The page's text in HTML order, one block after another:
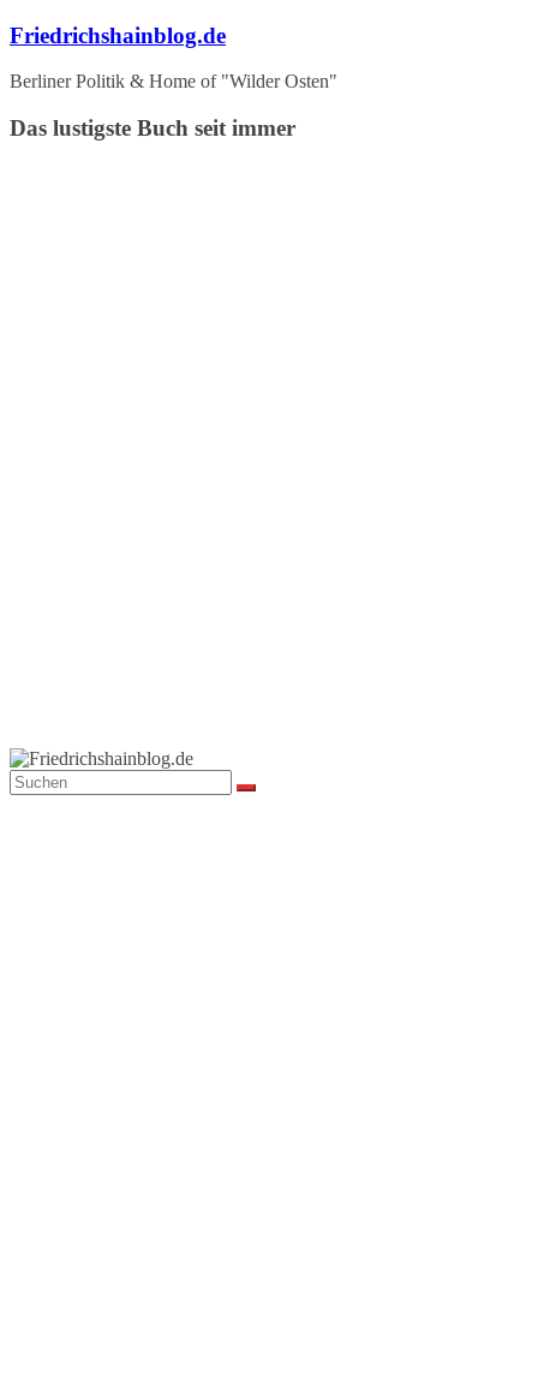
Zum
springen
Friedrichshainblog.de
Berliner Politik & Home of "Wilder Osten"
Das lustigste Buch seit immer